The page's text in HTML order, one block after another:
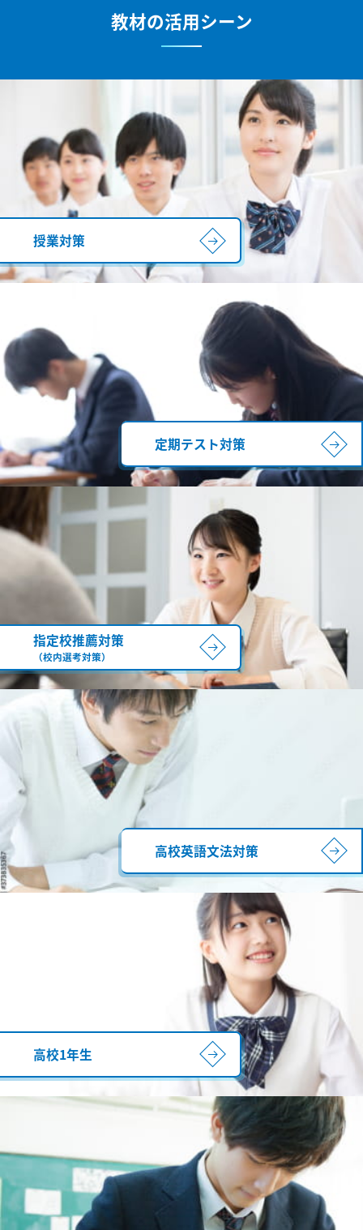
教材の活用シーン
授業対策
定期テスト対策
指定校推薦対策
（校内選考対策）
高校英語文法対策
高校1年生